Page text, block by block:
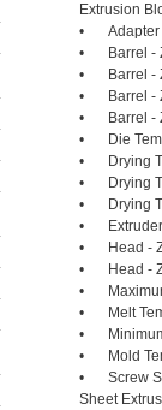
Extrusion
•
Adapter
•
Barrel -
•
Barrel -
•
Barrel -
•
Barrel -
•
Die
•
Drying
•
Drying
•
Drying
•
•
Head -
•
Head -
•
•
Melt
•
•
Mold
•
Screw
Sheet